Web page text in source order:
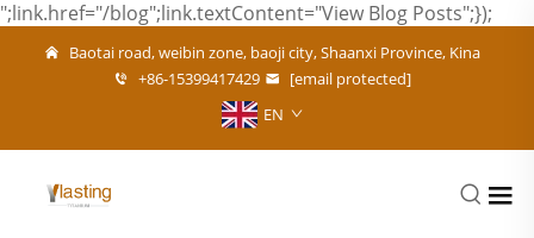
";link.href="/blog";link.textContent="View Blog Posts";});
Baotai road, weibin zone, baoji city, Shaanxi Province, Kina
+86-15399417429
[email protected]
EN